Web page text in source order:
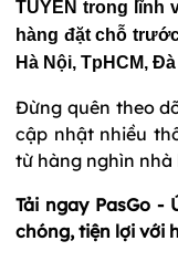
TUYẾN trong lĩnh
hàng đặt chỗ
Hà Nội, TpHCM,
Đừng quên theo
cập nhật nhiều
từ hàng nghìn nhà
Tải ngay PasGo -
chóng, tiện lợi với